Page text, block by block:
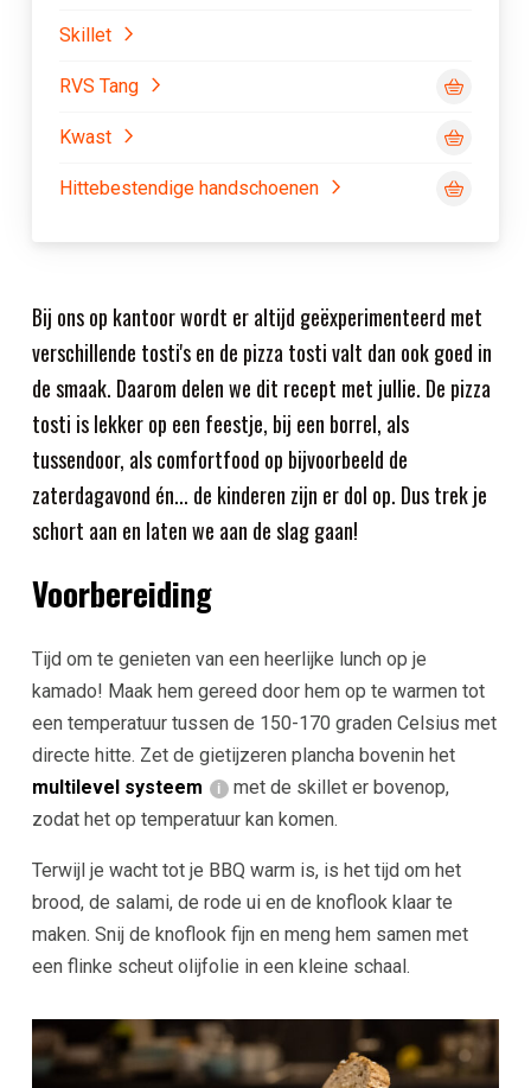
Bij ons op kantoor wordt er altijd geëxperimenteerd met
verschillende tosti's en de pizza tosti valt dan ook goed in
de smaak. Daarom delen we dit recept met jullie. De pizza
tosti is lekker op een feestje, bij een borrel, als
tussendoor, als comfortfood op bijvoorbeeld de
zaterdagavond én... de kinderen zijn er dol op. Dus trek je
schort aan en laten we aan de slag gaan!
Voorbereiding
Tijd om te genieten van een heerlijke lunch op je
kamado! Maak hem gereed door hem op te warmen tot
een temperatuur tussen de 150-170 graden Celsius met
directe hitte. Zet de gietijzeren plancha bovenin het
multilevel systeem
met de skillet er bovenop,
zodat het op temperatuur kan komen.
Terwijl je wacht tot je BBQ warm is, is het tijd om het
brood, de salami, de rode ui en de knoflook klaar te
maken. Snij de knoflook fijn en meng hem samen met
een flinke scheut olijfolie in een kleine schaal.
Skillet
RVS Tang
Kwast
Hittebestendige handschoenen